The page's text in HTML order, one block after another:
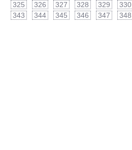
325
326 327 328 329 330
343
344 345 346 347 348